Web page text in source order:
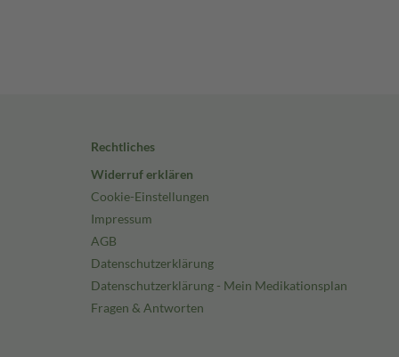
Rechtliches
Widerruf erklären
Cookie-Einstellungen
Impressum
AGB
Datenschutzerklärung
Datenschutzerklärung - Mein Medikationsplan
Fragen & Antworten